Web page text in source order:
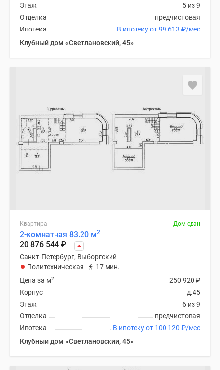
5 из 9
Этаж
предчистовая
Отделка
В ипотеку от 99 613 ₽/мес
Ипотека
Клубный дом «Светлановский, 45»
Квартира Дом сдан
2-комнатная 83.20 м2
20 876 544 ₽
Санкт-Петербург, Выборгский
Политехническая
17 мин.
250 920 ₽
Цена за м2
д.45
Корпус
6 из 9
Этаж
предчистовая
Отделка
В ипотеку от 100 120 ₽/мес
Ипотека
Клубный дом «Светлановский, 45»